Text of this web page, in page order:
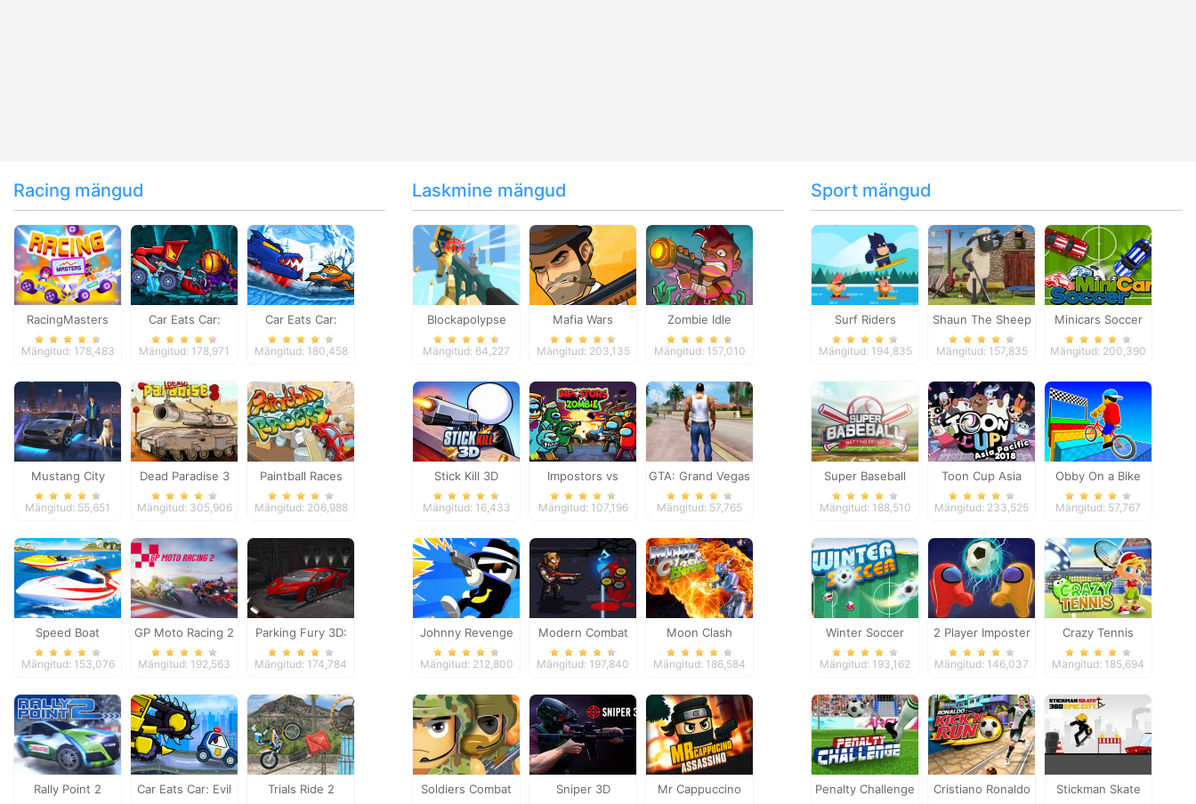
Racing mängud
RacingMasters
Mängitud: 178,483
Car Eats Car:
Dungeon
Adventure
Mängitud: 178,971
Car Eats Car:
Winter Adventure
Mängitud: 180,458
Mustang City
Driver
Mängitud: 55,651
Dead Paradise 3
Mängitud: 305,906
Paintball Races
Mängitud: 206,988
Speed Boat
Extreme Racing
Mängitud: 153,076
GP Moto Racing 2
Mängitud: 192,563
Parking Fury 3D:
Night Thief
Mängitud: 174,784
Rally Point 2
Car Eats Car: Evil
Trials Ride 2
Laskmine mängud
Blockapolypse
Zombie Shooter
Mängitud: 64,227
Mafia Wars
Mängitud: 203,135
Zombie Idle
Defense Online
Mängitud: 157,010
Stick Kill 3D
Mängitud: 16,433
Impostors vs
Zombies: Survival
Mängitud: 107,196
GTA: Grand Vegas
Crime
Mängitud: 57,765
Johnny Revenge
Mängitud: 212,800
Modern Combat
Defense
Mängitud: 197,840
Moon Clash
Heroes
Mängitud: 186,584
Soldiers Combat Sniper 3D
Mr Cappuccino
Sport mängud
Surf Riders
Mängitud: 194,835
Shaun The Sheep
Baahmy Golf
Mängitud: 157,835
Minicars Soccer
Mängitud: 200,390
Super Baseball
Mängitud: 188,510
Toon Cup Asia
Pacific 2018
Mängitud: 233,525
Obby On a Bike
Mängitud: 57,767
Winter Soccer
Mängitud: 193,162
2 Player Imposter
Soccer
Mängitud: 146,037
Crazy Tennis
Mängitud: 185,694
Penalty Challenge
Cristiano Ronaldo
Stickman Skate